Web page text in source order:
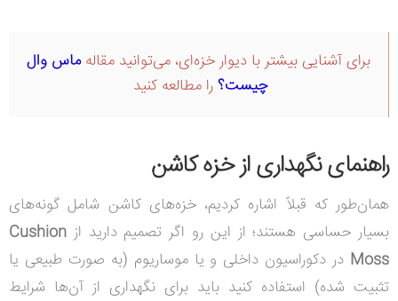
برای آشنایی بیشتر با دیوار خزه‌ای، می‌توانید مقالهماس وال
چیست؟را مطالعه کنید
راهنمای نگهداری از خزه کاشن
همان‌طور که قبلاً اشاره کردیم، خزه‌های کاشن شامل گونه‌های
بسیار حساسی هستند؛ از این رو اگر تصمیم دارید از Cushion
Moss در دکوراسیون داخلی و یا موساریوم (به صورت طبیعی یا
تثبیت شده) استفاده کنید باید برای نگهداری از آن‌ها شرایط